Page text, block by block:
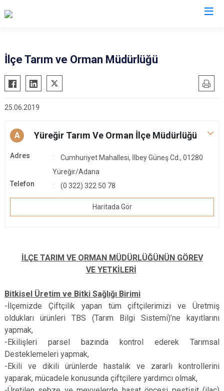
Aladağ
Ceyhan
Feke
Karaisalı
Karataş
Pozantı
Yüreğir
Sarıçam
İlçe Tarım ve Orman Müdürlüğü
25.06.2019
A Yüreğir Tarım Ve Orman İlçe Müdürlüğü
Adres
Cumhuriyet Mahallesi, İlbey Güneş Cd., 01280
Yüreğir/Adana
Telefon
(0 322) 322 50 78
Haritada Gör
İLÇE TARIM VE ORMAN MÜDÜRLÜĞÜNÜN GÖREV
VE YETKİLERİ
Bitkisel Üretim ve Bitki Sağlığı Birimi
-İlçemizde Çiftçilik yapan tüm çiftçilerimizi ve Üretmiş
oldukları ürünleri TBS (Tarım Bilgi Sistemi)’ne kayıtlarını
yapmak,
-Ekilişleri parsel bazında kontrol ederek Tarımsal
Desteklemeleri yapmak,
-Ekili ve dikili ürünlerde hastalık ve zararlı kontrollerini
yaparak, mücadele konusunda çiftçilere yardımcı olmak,